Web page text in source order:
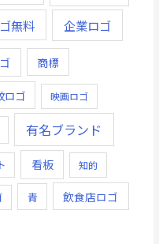
無料 企業ロゴ
商標
ロゴ 映画ロゴ
有名ブランド
看板 知的
青 飲食店ロゴ